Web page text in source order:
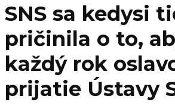
SNS sa kedysi
pričinila o to,
každý rok
prijatie Ústavy